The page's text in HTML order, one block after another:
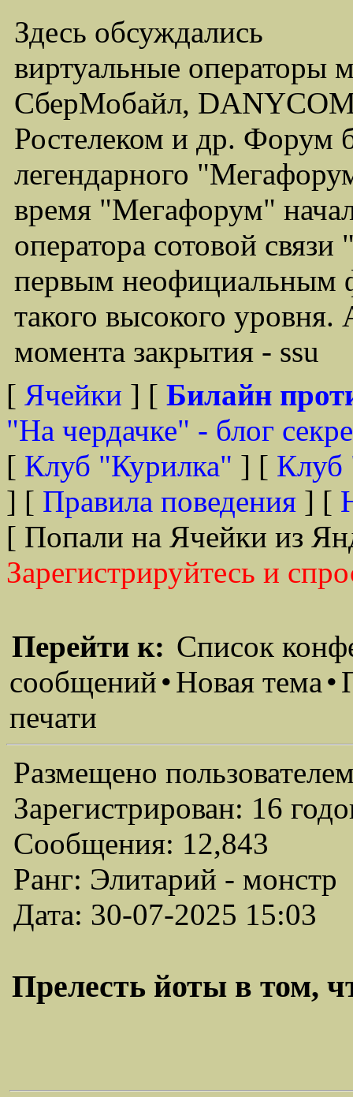
Здесь обсуждались
виртуальные операторы
СберМобайл,
Ростелеком и др. Форум
легендарного
время "Мегафорум"
оператора сотовой
первым неофициальным
такого высокого
момента закрытия - ssu
[ Ячейки ] [ Билайн
"На чердачке" - блог
[ Клуб "Курилка" ] [ Клуб
] [ Правила поведения ] [
[ Попали на Ячейки из
Зарегистрируйтесь и
Перейти к: Список
сообщений•Новая тема•
печати
Размещено
Зарегистрирован: 16
Сообщения: 12,843
Ранг: Элитарий - монстр
Дата: 30-07-2025 15:03
Прелесть йоты в том,